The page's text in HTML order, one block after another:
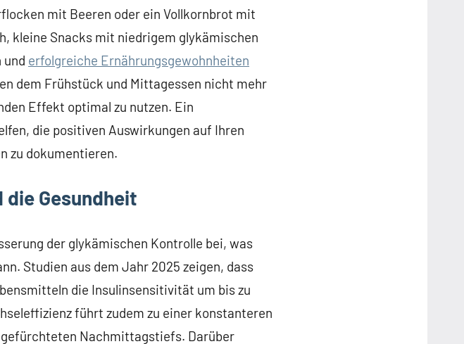
mit Beeren oder ein Vollkornbrot mit
kleine Snacks mit niedrigem glykämischen
und erfolgreiche Ernährungsgewohnheiten
dem Frühstück und Mittagessen nicht mehr
Effekt optimal zu nutzen. Ein
die positiven Auswirkungen auf Ihren
zu dokumentieren.
Gesundheit
der glykämischen Kontrolle bei, was
Studien aus dem Jahr 2025 zeigen, dass
die Insulinsensitivität um bis zu
führt zudem zu einer konstanteren
Nachmittagstiefs. Darüber